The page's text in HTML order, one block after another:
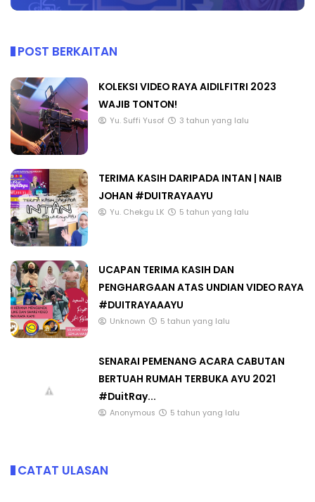
POST BERKAITAN
KOLEKSI VIDEO RAYA AIDILFITRI 2023
WAJIB TONTON!
Yu. Suffi Yusof 3 tahun yang lalu
TERIMA KASIH DARIPADA INTAN | NAIB
JOHAN #DUITRAYAAYU
Yu. Chekgu LK 5 tahun yang lalu
UCAPAN TERIMA KASIH DAN
PENGHARGAAN ATAS UNDIAN VIDEO RAYA
#DUITRAYAAAYU
Unknown 5 tahun yang lalu
SENARAI PEMENANG ACARA CABUTAN
BERTUAH RUMAH TERBUKA AYU 2021
#DuitRay...
Anonymous 5 tahun yang lalu
CATAT ULASAN